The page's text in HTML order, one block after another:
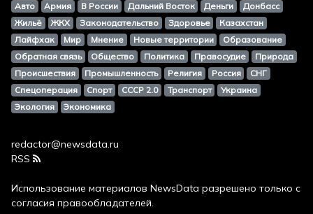
Авто Армия В России Дальний Восток Деньги
Донбасс
Жильё
ЖКХ Законодательство Здоровье
Казахстан
Лайфхак
Мир Мнение Новые территории
Образование
Обратная связь
Общество Политика Правосудие
Природа
Происшествия
Промышленность Религия Россия
СНГ
Спецоперация
Спорт СССР 2.0 Транспорт
Украина
Экология
Экономика
redactor@newsdata.ru
RSS
Использование материалов NewsData разрешено только с
согласия правообладателей.